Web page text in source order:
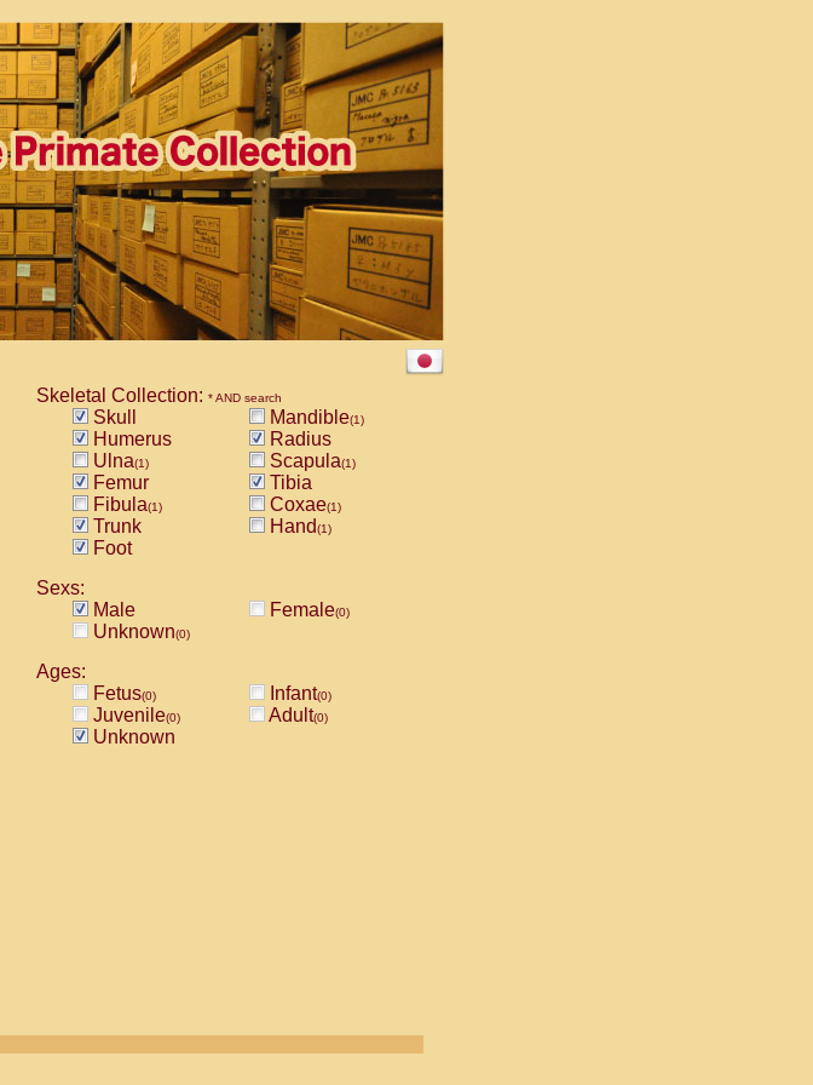
Skeletal Collection: * AND search
Skull Mandible(1)
Humerus
Radius
Ulna(1) Scapula(1)
Femur
Tibia
Fibula(1) Coxae(1)
Trunk Hand(1)
Foot
Sexs:
Male
Female(0)
Unknown(0)
Ages:
Fetus(0) Infant(0)
Juvenile(0) Adult(0)
Unknown